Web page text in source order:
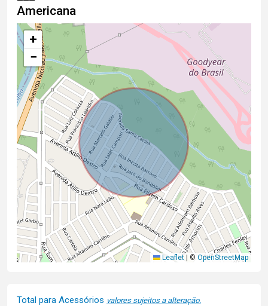
Americana
+
−
Leaflet | © OpenStreetMap
Total para Acessórios valores sujeitos a alteração.